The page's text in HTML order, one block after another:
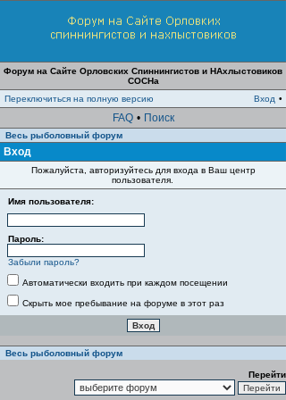
Форум на Сайте Орловских Спиннингистов и НАхлыстовиков
СОСНа
Переключиться на полную версию
Вход •
FAQ • Поиск
Весь рыболовный форум
Вход
Пожалуйста, авторизуйтесь для входа в Ваш центр
пользователя.
Имя пользователя:
Пароль:
Забыли пароль?
Автоматически входить при каждом посещении
Скрыть мое пребывание на форуме в этот раз
Весь рыболовный форум
Перейти